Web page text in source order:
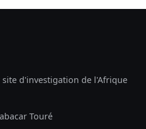
d'investigation de l'Afrique
Touré